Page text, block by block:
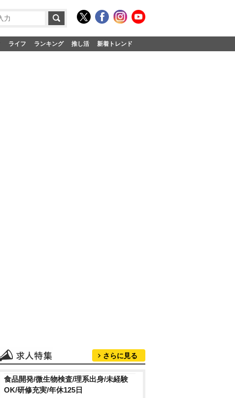
ライフ ランキング 推し活 新着トレンド
さらに見る
食品開発/微生物検査/理系出身/未経験
OK/研修充実/年休125日